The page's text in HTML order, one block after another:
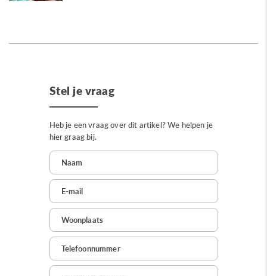
Stel je vraag
Heb je een vraag over dit artikel? We helpen je
hier graag bij.